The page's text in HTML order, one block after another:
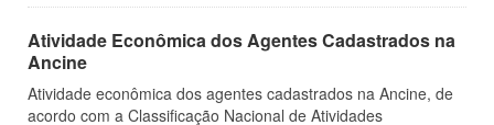
Atividade Econômica dos Agentes Cadastrados na
Ancine
Atividade econômica dos agentes cadastrados na Ancine, de
acordo com a Classificação Nacional de Atividades